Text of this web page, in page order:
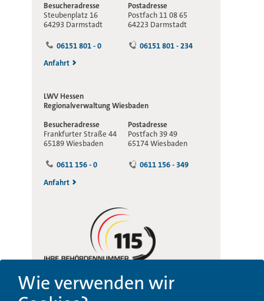
Besucheradresse
Steubenplatz 16
64293 Darmstadt
Postadresse
Postfach 11 08 65
64223 Darmstadt
06151 801 - 0
06151 801 - 234
Anfahrt
LWV Hessen
RegionalverwaltungWiesbaden
Besucheradresse
Frankfurter Straße 44
65189 Wiesbaden
Postadresse
Postfach 39 49
65174 Wiesbaden
0611 156 - 0
0611 156 - 349
Anfahrt
Wie verwenden wir